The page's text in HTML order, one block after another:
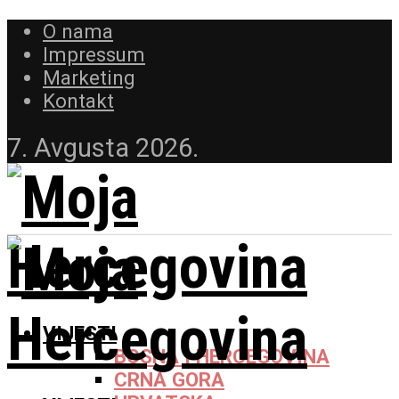
O nama
Impressum
Marketing
Kontakt
7. Avgusta 2026.
VIJESTI
BOSNA I HERCEGOVINA
CRNA GORA